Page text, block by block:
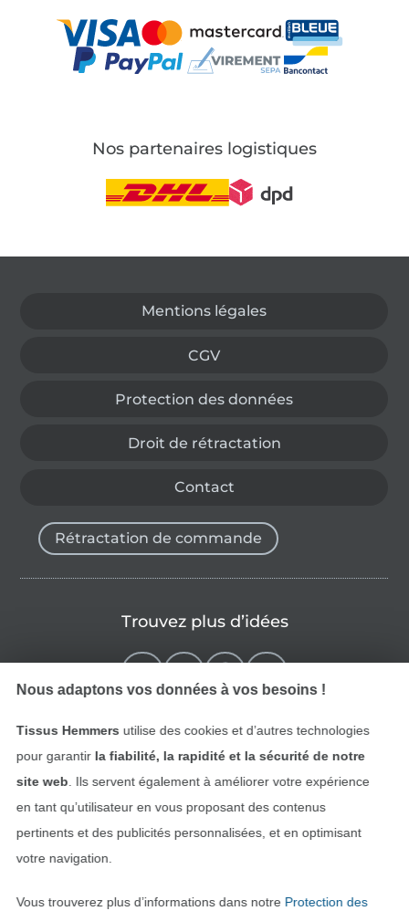
Nos partenaires logistiques
Mentions légales
CGV
Protection des données
Droit de rétractation
Contact
Rétractation de commande
Trouvez plus d’idées
Nous adaptons vos données à vos besoins !
Tissus Hemmers utilise des cookies et d’autres technologies
pour garantir la fiabilité, la rapidité et la sécurité de notre
site web . Ils servent également à améliorer votre expérience
en tant qu’utilisateur en vous proposant des contenus
pertinents et des publicités personnalisées, et en optimisant
votre navigation.
Vous trouverez plus d’informations dans notre Protection des